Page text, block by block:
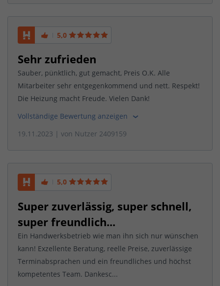
5,0
Sehr zufrieden
Sauber, pünktlich, gut gemacht, Preis O.K. Alle
Mitarbeiter sehr entgegenkommend und nett. Respekt!
Die Heizung macht Freude. Vielen Dank!
Vollständige Bewertung anzeigen
19.11.2023 | von Nutzer 2409159
5,0
Super zuverlässig, super schnell,
super freundlich...
Ein Handwerksbetrieb wie man ihn sich nur wünschen
kann! Exzellente Beratung, reelle Preise, zuverlässige
Terminabsprachen und ein freundliches und höchst
kompetentes Team. Dankesc...